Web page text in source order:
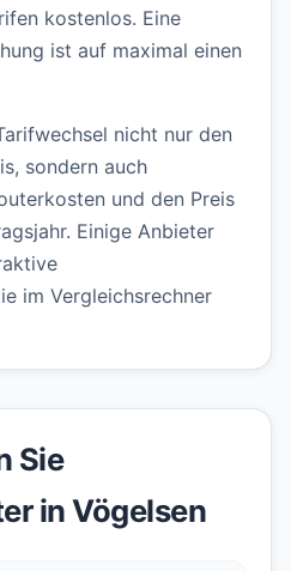
kostenlos. Eine
ist auf maximal einen
nicht nur den
sondern auch
und den Preis
Einige Anbieter
im Vergleichsrechner
Sie
in Vögelsen